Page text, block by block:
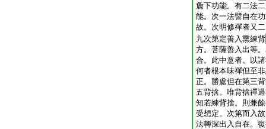
麁下功能。有二法
能。次一法譬自在
故。次明修禪者又
九次第定善入熏練背
方。菩薩善入出等
合。此中意者。以
何者根本味禪但至
正。勝處但在第三
五背捨。唯背捨禪
知若練背捨。則兼
受想定。次第而入
法轉深出入自在。